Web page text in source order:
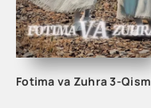
Fotima va Zuhra 3-Qism